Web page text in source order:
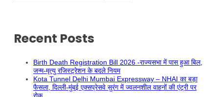
Recent Posts
Birth Death Registration Bill 2026 -राज्यसभा में पास हुआ बिल,
जन्म-मृत्यु रजिस्ट्रेशन के बदले नियम
Kota Tunnel Delhi Mumbai Expressway – NHAI का बड़ा
फैसला, दिल्ली-मुंबई एक्सप्रेसवे सुरंग में ज्वलनशील वाहनों की एंट्री पर